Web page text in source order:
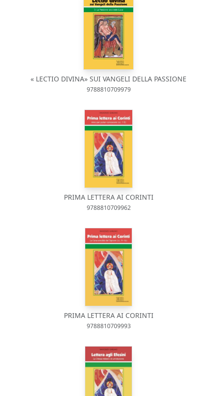
« LECTIO DIVINA» SUI VANGELI DELLA PASSIONE
9788810709979
PRIMA LETTERA AI CORINTI
9788810709962
PRIMA LETTERA AI CORINTI
9788810709993